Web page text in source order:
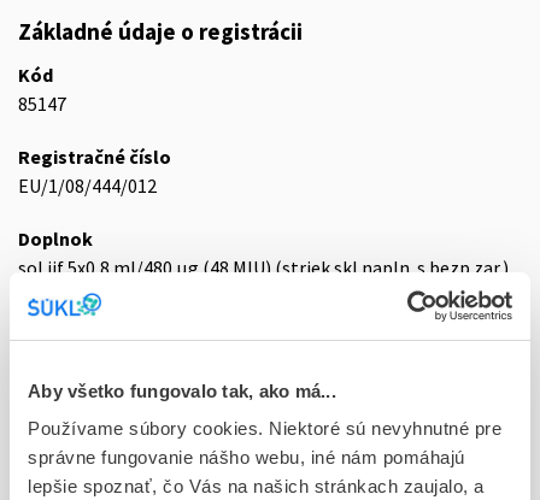
Aby všetko fungovalo tak, ako má...
Používame súbory cookies. Niektoré sú nevyhnutné pre
správne fungovanie nášho webu, iné nám pomáhajú
lepšie spoznať, čo Vás na našich stránkach zaujalo, a
Základné údaje o registrácii
Kód
85147
Registračné číslo
EU/1/08/444/012
Doplnok
sol ijf 5x0,8 ml/480 µg (48 MIU) (striek.skl.napln. s bezp.zar.)
Stav
Typ registračnej procedúry
Európska
Držiteľ, krajina